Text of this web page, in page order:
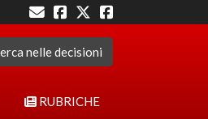
nelle decisioni
RUBRICHE